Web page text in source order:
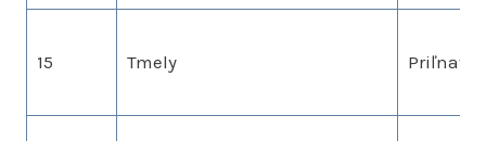
15 Tmely